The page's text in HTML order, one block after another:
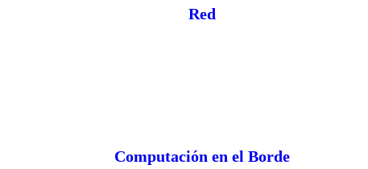
Red
Computación en el Borde